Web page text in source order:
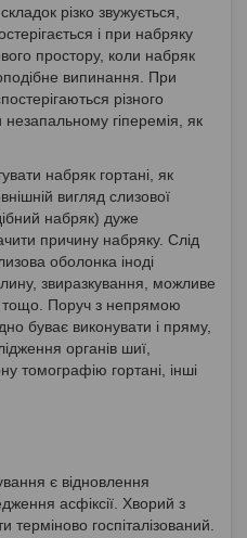
різко звужується,
і при набряку
простору, коли набряк
випинання. При
різного
гіперемія, як
набряк гортані, як
вигляд слизової
набряк) дуже
причину набряку. Слід
оболонка іноді
звиразкування, можливе
тощо. Поруч з непрямою
буває виконувати і пряму,
органів шиї,
томографію гортані, інші
є відновлення
асфіксії. Хворий з
госпіталізований.